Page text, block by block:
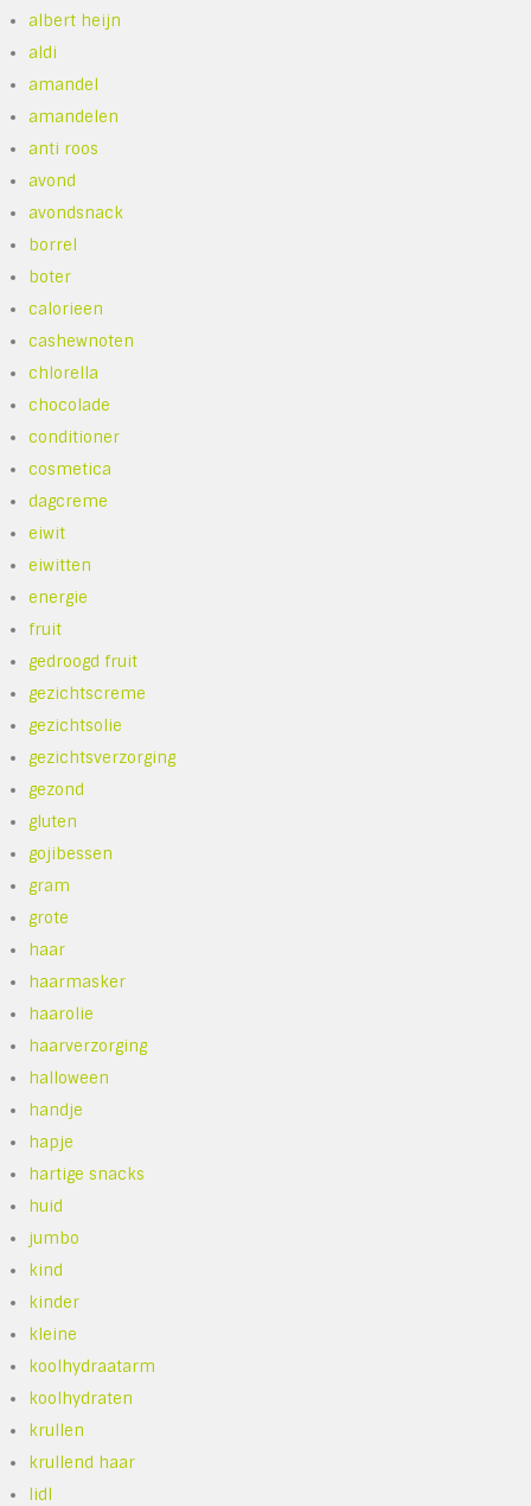
albert heijn
aldi
amandel
amandelen
anti roos
avond
avondsnack
borrel
boter
calorieen
cashewnoten
chlorella
chocolade
conditioner
cosmetica
dagcreme
eiwit
eiwitten
energie
fruit
gedroogd fruit
gezichtscreme
gezichtsolie
gezichtsverzorging
gezond
gluten
gojibessen
gram
grote
haar
haarmasker
haarolie
haarverzorging
halloween
handje
hapje
hartige snacks
huid
jumbo
kind
kinder
kleine
koolhydraatarm
koolhydraten
krullen
krullend haar
lidl